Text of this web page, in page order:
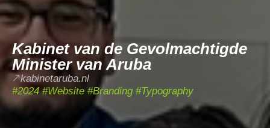
Kabinet van de Gevolmachtigde
Minister van Aruba
kabinetaruba.nl
#2024 #Website #Branding #Typography